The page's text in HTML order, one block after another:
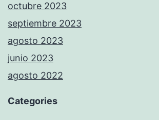
octubre 2023
septiembre 2023
agosto 2023
junio 2023
agosto 2022
Categories